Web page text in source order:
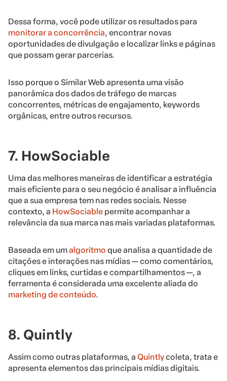
Dessa forma, você pode utilizar os resultados para
monitorar a concorrência, encontrar novas
oportunidades de divulgação e localizar links e páginas
que possam gerar parcerias.
Isso porque o Similar Web apresenta uma visão
panorâmica dos dados de tráfego de marcas
concorrentes, métricas de engajamento, keywords
orgânicas, entre outros recursos.
7. HowSociable
Uma das melhores maneiras de identificar a estratégia
mais eficiente para o seu negócio é analisar a influência
que a sua empresa tem nas redes sociais. Nesse
contexto, a HowSociable permite acompanhar a
relevância da sua marca nas mais variadas plataformas.
Baseada em umalgoritmo que analisa a quantidade de
citações e interações nas mídias — como comentários,
cliques em links, curtidas e compartilhamentos —, a
ferramenta é considerada uma excelente aliada do
marketing de conteúdo.
8. Quintly
Assim como outras plataformas, a Quintlycoleta, trata e
apresenta elementos das principais mídias digitais.